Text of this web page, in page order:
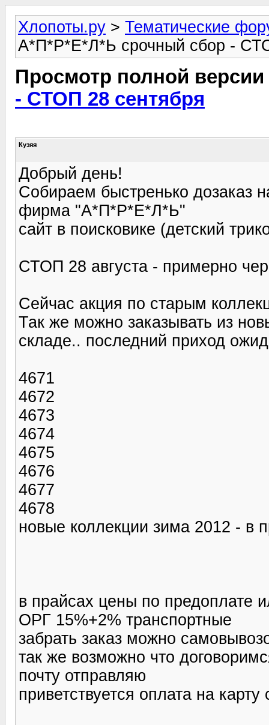
Хлопоты.ру > Тематические
А*П*Р*Е*Л*Ь срочный сбор -
Просмотр полной
- СТОП 28 сентября
Кузяя
Добрый день!
Собираем быстренько дозаказ
фирма "А*П*Р*Е*Л*Ь"
сайт в поисковике (детский
СТОП 28 августа - примерно
Сейчас акция по старым
Так же можно заказывать из
складе.. последний приход
4671
4672
4673
4674
4675
4676
4677
4678
новые коллекции зима 2012 - в
в прайсах цены по предоплате
ОРГ 15%+2% транспортные
забрать заказ можно
так же возможно что
почту отправляю
приветствуется оплата на карту